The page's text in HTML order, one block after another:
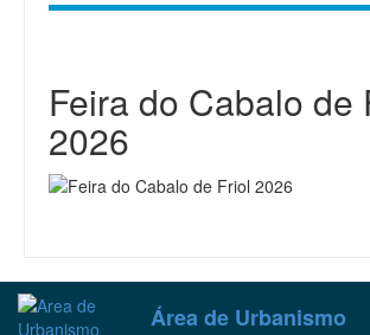
Feira do Cabalo de
2026
Área de Urbanismo